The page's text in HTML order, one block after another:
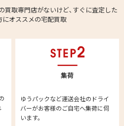
買取専門店がないけど､すぐに査定した
にオススメの宅配買取
集荷
ゆうパックなど運送会社のドライ
バーがお客様のご自宅へ集荷に伺
います。